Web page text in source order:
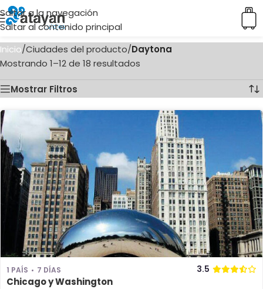
Saltar a la navegación
Saltar al contenido principal
Inicio/Ciudades del producto/Daytona
Mostrando 1–12 de 18 resultados
Mostrar Filtros
1 PAÍS 7 DÍAS 3.5
Chicago y Washington